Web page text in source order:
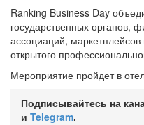
Ranking Business Day
государственных органов,
ассоциаций,
открытого
Мероприятие пройдет в
Подписывайтесь на
и Telegram.